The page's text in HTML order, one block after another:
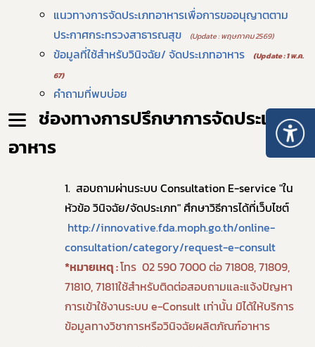
แนวทางการจัดประเภทอาหารเพื่อการขออนุญาตตาม
ประกาศกระทรวงสาธารณสุข
(Update : พฤษภาคม 2569)
ข้อมูลที่ใช้สำหรับวินิจฉัย/ จัดประเภทอาหาร
(Update : 1 พ.ค.
67)
คำถามที่พบบ่อย
ช่องทางการปรึกษาการจัดประเภท
อาหาร
1. สอบถามผ่านระบบ Consultation E-service "ใน
หัวข้อ วินิจฉัย/จัดประเภท" ศึกษาวิธีการได้ที่เว็บไซต์
http://innovative.fda.moph.go.th/online-
consultation/category/request-e-consult
*หมายเหตุ :โทร 02 590 7000 ต่อ 71808, 71809,
71810, 71811ใช้สำหรับติดต่อสอบถามและแจ้งปัญหา
การเข้าใช้งานระบบ e-Consult เท่านั้น มิได้ให้บริการ
ข้อมูลทางวิชาการหรือวินิจฉัยผลิตภัณฑ์อาหาร